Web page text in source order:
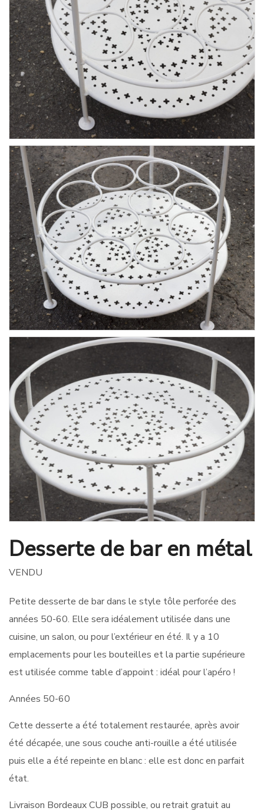
Desserte de bar en métal
VENDU
Petite desserte de bar dans le style tôle perforée des
années 50-60. Elle sera idéalement utilisée dans une
cuisine, un salon, ou pour l’extérieur en été. Il y a 10
emplacements pour les bouteilles et la partie supérieure
est utilisée comme table d’appoint : idéal pour l’apéro !
Années 50-60
Cette desserte a été totalement restaurée, après avoir
été décapée, une sous couche anti-rouille a été utilisée
puis elle a été repeinte en blanc : elle est donc en parfait
état.
Livraison Bordeaux CUB possible, ou retrait gratuit au